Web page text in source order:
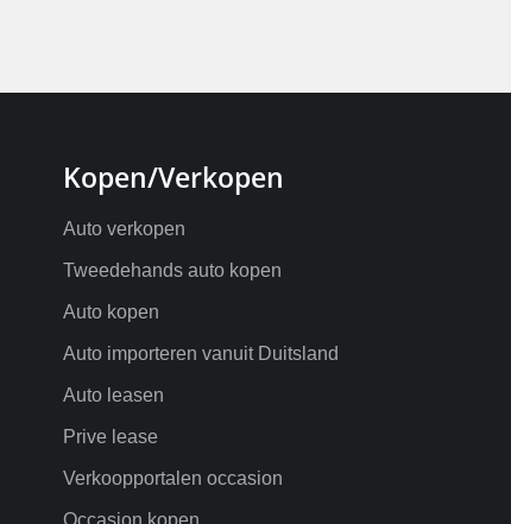
Kopen/Verkopen
Auto verkopen
Tweedehands auto kopen
Auto kopen
Auto importeren vanuit Duitsland
Auto leasen
Prive lease
Verkoopportalen occasion
Occasion kopen